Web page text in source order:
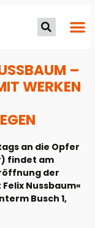
–
WERKEN
an die Opfer
findet am
der
Nussbaum«
Busch 1,